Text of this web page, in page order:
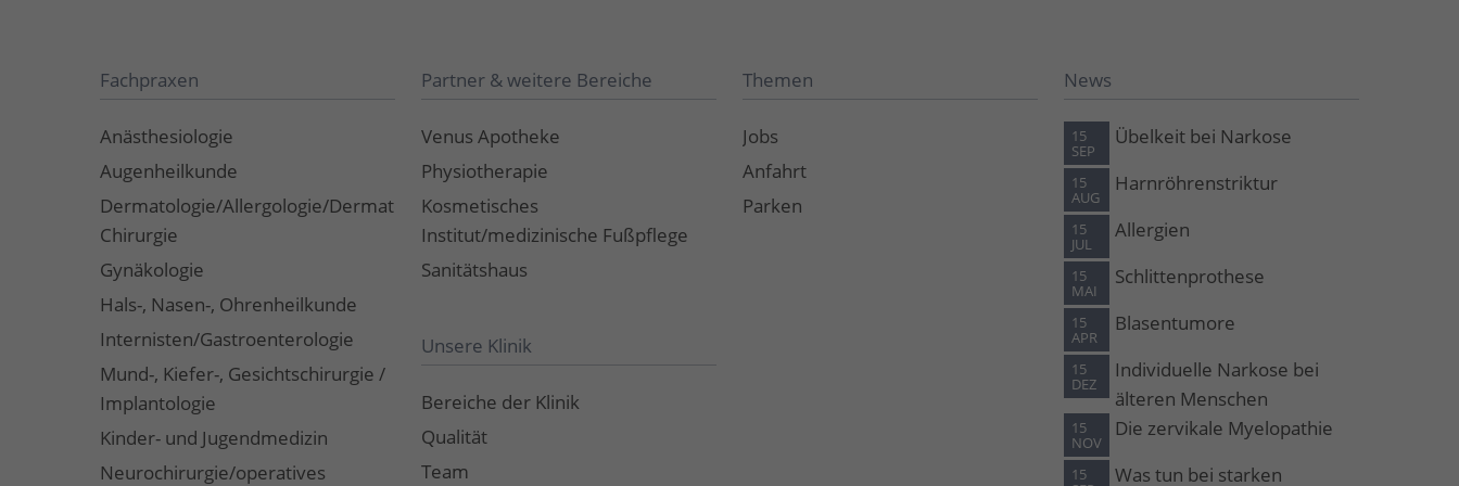
Fachpraxen
Anästhesiologie
Augenheilkunde
Dermatologie/Allergologie/Dermato-
Chirurgie
Gynäkologie
Hals-, Nasen-, Ohrenheilkunde
Internisten/Gastroenterologie
Mund-, Kiefer-, Gesichtschirurgie /
Implantologie
Kinder- und Jugendmedizin
Neurochirurgie/operatives
Partner & weitere Bereiche
Venus Apotheke
Physiotherapie
Kosmetisches
Institut/medizinische Fußpflege
Sanitätshaus
Unsere Klinik
Bereiche der Klinik
Qualität
Team
Themen
Jobs
Anfahrt
Parken
News
15
SEP
Übelkeit bei Narkose
15
AUG
Harnröhrenstriktur
15
JUL
Allergien
15
MAI
Schlittenprothese
15
APR
Blasentumore
15
DEZ
Individuelle Narkose bei
älteren Menschen
15
NOV
Die zervikale Myelopathie
15 Was tun bei starken